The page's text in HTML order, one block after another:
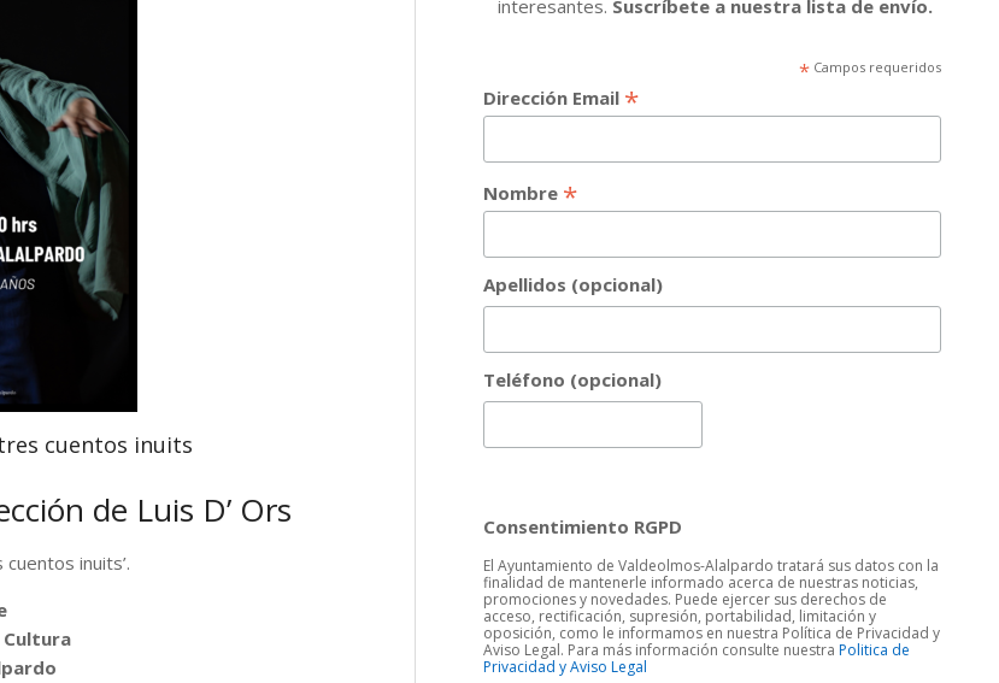
cuentos inuits
de Luis D’ Ors
inuits’.
Cultura
interesantes. Suscríbete a nuestra lista de envío.
* Campos requeridos
Dirección Email *
Nombre *
Apellidos (opcional)
Teléfono (opcional)
Consentimiento RGPD
El Ayuntamiento de Valdeolmos-Alalpardo tratará sus datos con la
finalidad de mantenerle informado acerca de nuestras noticias,
promociones y novedades. Puede ejercer sus derechos de
acceso, rectificación, supresión, portabilidad, limitación y
oposición, como le informamos en nuestra Política de Privacidad y
Aviso Legal. Para más información consulte nuestraPolitica de
Privacidad y Aviso Legal